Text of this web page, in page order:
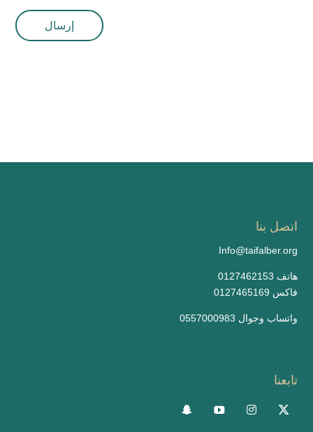
اتصل بنا
Info@taifalber.org
0127462153 هاتف
0127465169 فاكس
واتساب وجوال 0557000983
تابعنا